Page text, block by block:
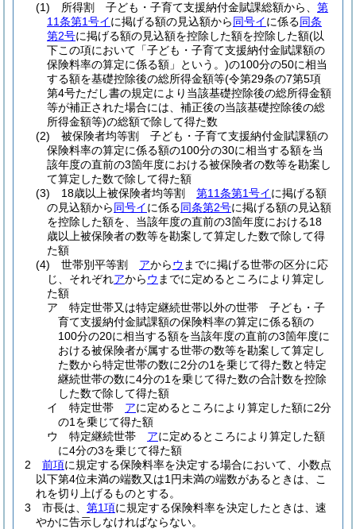
(1)
所得割 子ども・子育て支援納付金賦課総額から、 第
11条第1号イに掲げる額の見込額から同号イに係る同条
第2号に掲げる額の見込額を控除した額を控除した額(以
下この項において「子ども・子育て支援納付金賦課額の
保険料率の算定に係る額」という。)の100分の50に相当
する額を基礎控除後の総所得金額等(令第29条の7第5項
第4号ただし書の規定により当該基礎控除後の総所得金額
等が補正された場合には、補正後の当該基礎控除後の総
所得金額等)の総額で除して得た数
(2)
被保険者均等割 子ども・子育て支援納付金賦課額の
保険料率の算定に係る額の100分の30に相当する額を当
該年度の直前の3箇年度における被保険者の数等を勘案し
て算定した数で除して得た額
(3)
18歳以上被保険者均等割 第11条第1号イに掲げる額
の見込額から同号イに係る同条第2号に掲げる額の見込額
を控除した額を、当該年度の直前の3箇年度における18
歳以上被保険者の数等を勘案して算定した数で除して得
た額
(4)
世帯別平等割 アからウ までに掲げる世帯の区分に応
じ、それぞれアからウ までに定めるところにより算定し
た額
ア
特定世帯又は特定継続世帯以外の世帯 子ども・子
育て支援納付金賦課額の保険料率の算定に係る額の
100分の20に相当する額を当該年度の直前の3箇年度に
おける被保険者が属する世帯の数等を勘案して算定し
た数から特定世帯の数に2分の1を乗じて得た数と特定
継続世帯の数に4分の1を乗じて得た数の合計数を控除
した数で除して得た額
イ
特定世帯 アに定めるところにより算定した額に2分
の1を乗じて得た額
ウ
特定継続世帯 アに定めるところにより算定した額
に4分の3を乗じて得た額
2
前項に規定する保険料率を決定する場合において、小数点
以下第4位未満の端数又は1円未満の端数があるときは、こ
れを切り上げるものとする。
3
市長は、 第1項に規定する保険料率を決定したときは、速
やかに告示しなければならない。